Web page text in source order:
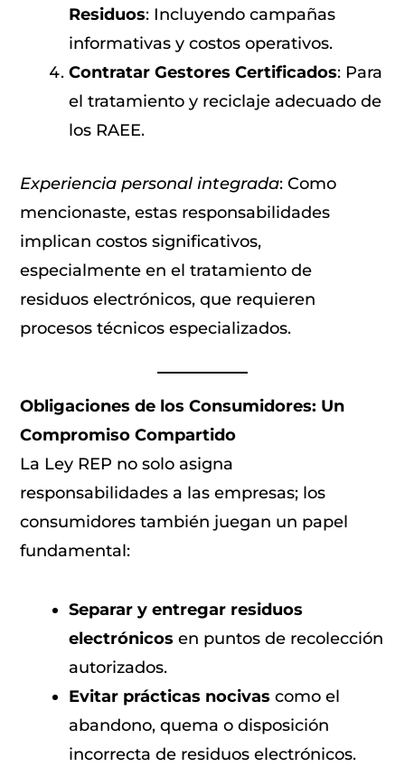
Residuos: Incluyendo campañas
informativas y costos operativos.
Contratar Gestores Certificados: Para
el tratamiento y reciclaje adecuado de
los RAEE.
Experiencia personal integrada: Como
mencionaste, estas responsabilidades
implican costos significativos,
especialmente en el tratamiento de
residuos electrónicos, que requieren
procesos técnicos especializados.
Obligaciones de los Consumidores: Un
Compromiso Compartido
La Ley REP no solo asigna
responsabilidades a las empresas; los
consumidores también juegan un papel
fundamental:
Separar y entregar residuos
electrónicos en puntos de recolección
autorizados.
Evitar prácticas nocivas como el
abandono, quema o disposición
incorrecta de residuos electrónicos.